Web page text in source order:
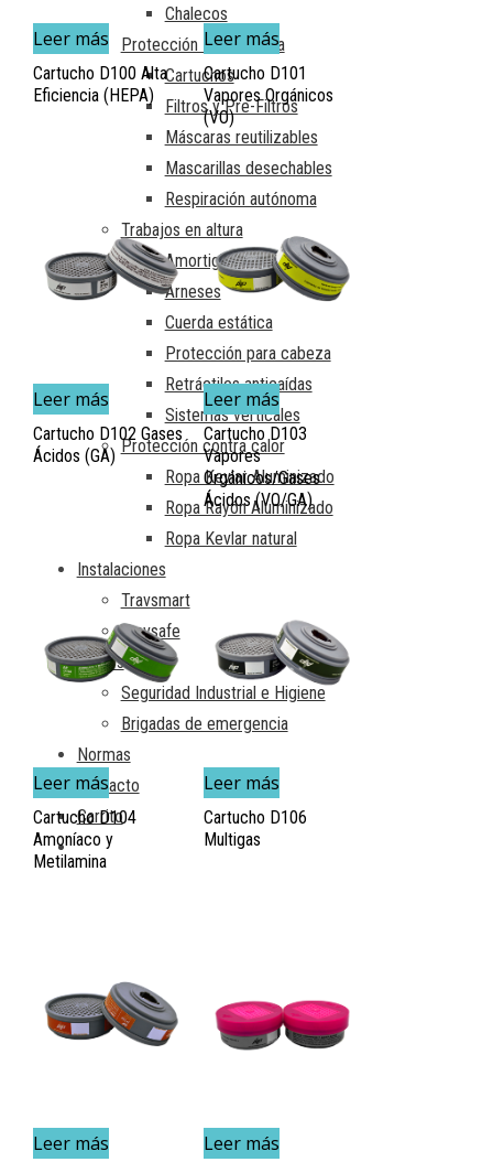
Chalecos
Protección Respiratoria
Cartuchos
Filtros y Pre-Filtros
Máscaras reutilizables
Mascarillas desechables
Respiración autónoma
Trabajos en altura
Amortiguadores de caída
Arneses
Cuerda estática
Protección para cabeza
Retráctiles anticaídas
Sistemas verticales
Protección contra calor
Ropa Kevlar Aluminizado
Ropa Rayón Aluminizado
Ropa Kevlar natural
Instalaciones
Travsmart
Travsafe
Cursos
Seguridad Industrial e Higiene
Brigadas de emergencia
Normas
Contacto
Carrito
Leer más
Cartucho D100 Alta
Eficiencia (HEPA)
Leer más
Cartucho D101
Vapores Orgánicos
(VO)
Leer más
Cartucho D102 Gases
Ácidos (GA)
Leer más
Cartucho D103
Vapores
Orgánicos/Gases
Ácidos (VO/GA)
Leer más
Cartucho D104
Amoníaco y
Metilamina
Leer más
Cartucho D106
Multigas
Leer más Leer más